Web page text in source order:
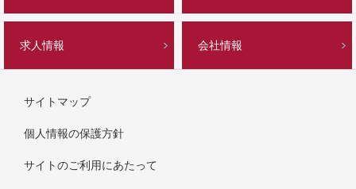
求人情報 会社情報
サイトマップ
個人情報の保護方針
サイトのご利用にあたって